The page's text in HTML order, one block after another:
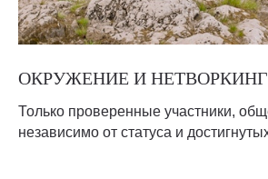
ОКРУЖЕНИЕ И НЕТВОРКИНГ
Только проверенные участники,
независимо от статуса и